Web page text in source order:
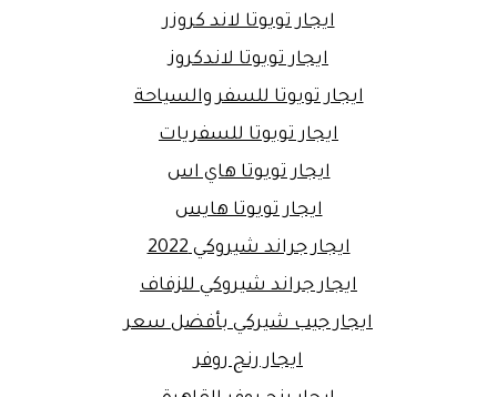
ايجار تويوتا لاند كروزر
ايجار تويوتا لاندكروز
ايجار تويوتا للسفر والسياحة
ايجار تويوتا للسفريات
ايجار تويوتا هاي اس
ايجار تويوتا هايس
ايجار جراند شيروكي 2022
ايجار جراند شيروكي للزفاف
ايجار جيب شيركي بأفضل سعر
ايجار رنج روفر